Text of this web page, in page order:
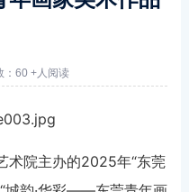
：60 +人阅读
术院主办的2025年“东莞